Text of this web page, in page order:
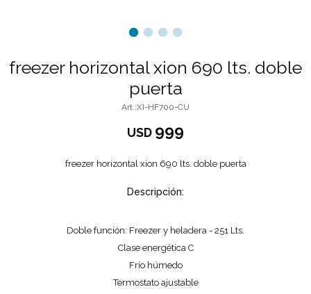
freezer horizontal xion 690 lts. doble
puerta
XI-HF700-CU
USD 999
freezer horizontal xion 690 lts. doble puerta
Descripción:
Doble función: Freezer y heladera - 251 Lts.
Clase energética C
Frío húmedo
Termostato ajustable